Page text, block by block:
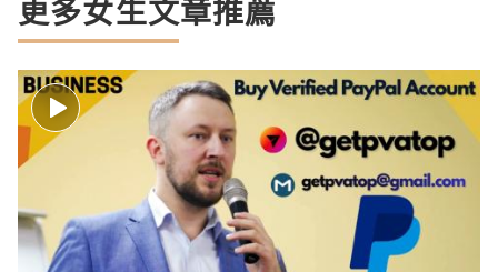
更多女生文章推薦